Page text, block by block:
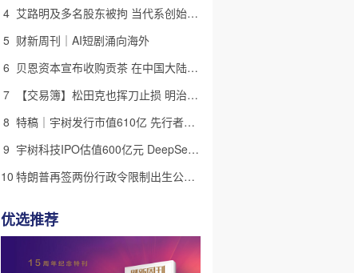
4
艾路明及多名股东被拘 当代系创始人因何此时被清算
5 财新周刊｜AI短剧涌向海外
6
贝恩资本宣布收购贡茶 在中国大陆无法注册商标后退出市场
7
【交易簿】松田克也挥刀止损 明治折戟中国乳业
8
特稿｜宇树发行市值610亿 先行者的加速和考验
9
宇树科技IPO估值600亿元 DeepSeek参与战略配售
10
特朗普再签两份行政令限制出生公民权 意图打击生育旅游产业(含视频)
优选推荐